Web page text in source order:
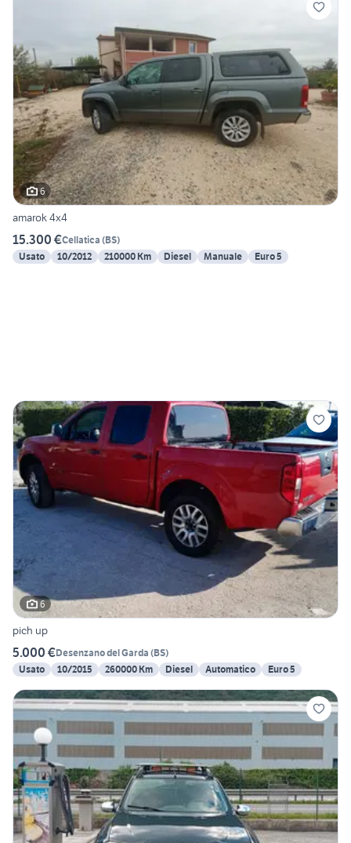
6
amarok 4x4
15.300 €Cellatica (BS)
Usato
10/2012 210000 Km Diesel Manuale Euro 5
6
pich up
5.000 €Desenzano del Garda (BS)
Usato
10/2015 260000 Km Diesel Automatico Euro 5